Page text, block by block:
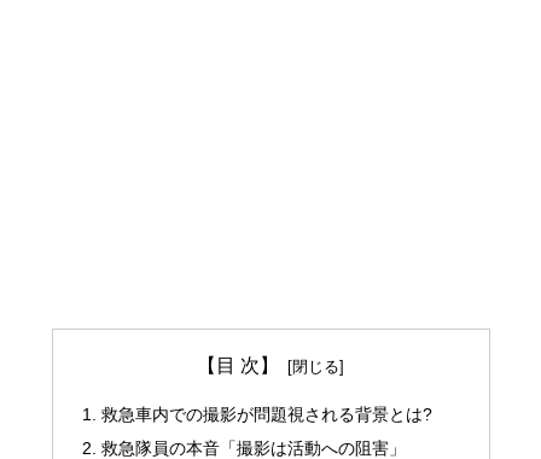
【目 次】
救急車内での撮影が問題視される背景とは?
救急隊員の本音「撮影は活動への阻害」